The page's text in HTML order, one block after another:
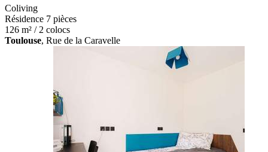
Coliving
Résidence 7 pièces
126 m² / 2 colocs
Toulouse, Rue de la Caravelle